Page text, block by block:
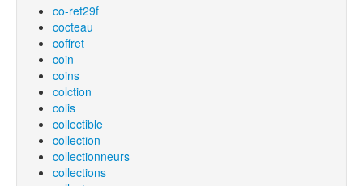
co-ret29f
cocteau
coffret
coin
coins
colction
colis
collectible
collection
collectionneurs
collections